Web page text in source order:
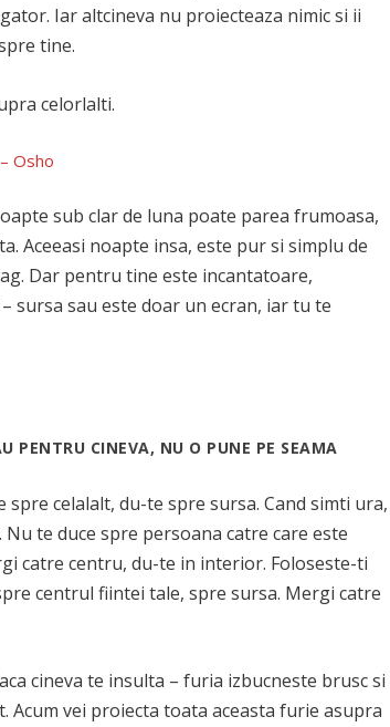
Iar altcineva nu proiecteaza nimic si ii
tine.
celorlalti.
Osho
sub clar de luna poate parea frumoasa,
Aceeasi noapte insa, este pur si simplu de
Dar pentru tine este incantatoare,
sursa sau este doar un ecran, iar tu te
PENTRU CINEVA, NU O PUNE PE SEAMA
celalalt, du-te spre sursa. Cand simti ura,
te duce spre persoana catre care este
catre centru, du-te in interior. Foloseste-ti
centrul fiintei tale, spre sursa. Mergi catre
cineva te insulta – furia izbucneste brusc si
Acum vei proiecta toata aceasta furie asupra